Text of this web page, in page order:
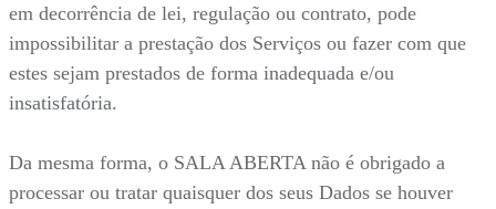
em decorrência de lei, regulação ou contrato, pode
impossibilitar a prestação dos Serviços ou fazer com que
estes sejam prestados de forma inadequada e/ou
insatisfatória.
Da mesma forma, o SALA ABERTA não é obrigado a
processar ou tratar quaisquer dos seus Dados se houver